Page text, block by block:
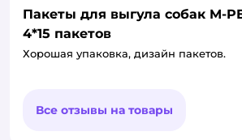
Пакеты для выгула собак M-
4*15 пакетов
Хорошая упаковка, дизайн пакетов.
Все отзывы на товары